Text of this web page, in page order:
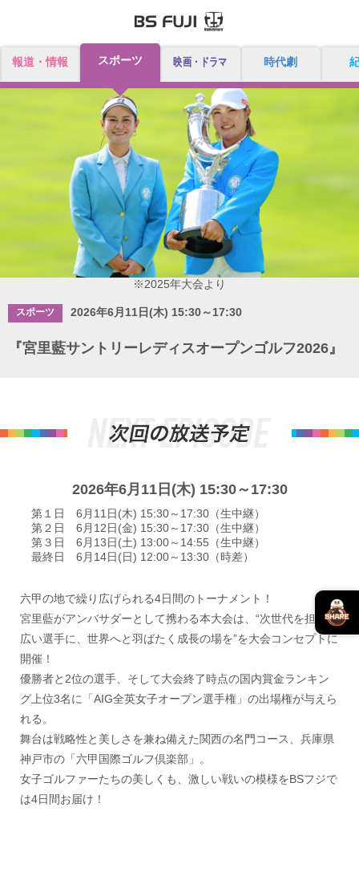
報道・情報 スポーツ 映画・ドラマ 時代劇
※2025年大会より
スポーツ 2026年6月11日(木) 15:30～17:30
『宮里藍サントリーレディスオープンゴルフ2026』
2026年6月11日(木) 15:30～17:30
第１日 6月11日(木) 15:30～17:30（生中継）
第２日 6月12日(金) 15:30～17:30（生中継）
第３日 6月13日(土) 13:00～14:55（生中継）
最終日 6月14日(日) 12:00～13:30（時差）
六甲の地で繰り広げられる4日間のトーナメント！
宮里藍がアンバサダーとして携わる本大会は、“次世代を担う幅
広い選手に、世界へと羽ばたく成長の場を”を大会コンセプトに
開催！
優勝者と2位の選手、そして大会終了時点の国内賞金ランキン
グ上位3名に「AIG全英女子オープン選手権」の出場権が与えら
れる。
舞台は戦略性と美しさを兼ね備えた関西の名門コース、兵庫県
神戸市の「六甲国際ゴルフ倶楽部」。
女子ゴルファーたちの美しくも、激しい戦いの模様をBSフジで
は4日間お届け！